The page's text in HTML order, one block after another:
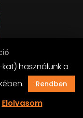
használunk a
Rendben
Elolvasom